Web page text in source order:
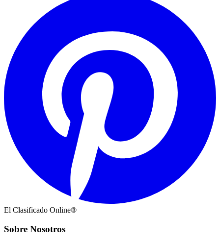
El Clasificado Online®
Sobre Nosotros